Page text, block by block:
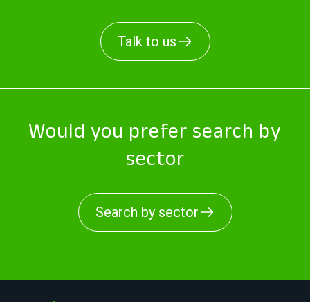
Talk to us
Would you prefer search by
sector
Search by sector